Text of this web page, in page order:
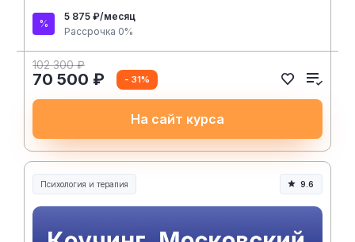
5 875 ₽/месяц
Рассрочка 0%
102 300 ₽
70 500 ₽ - 31%
На сайт курса
Психология и терапия 9.6